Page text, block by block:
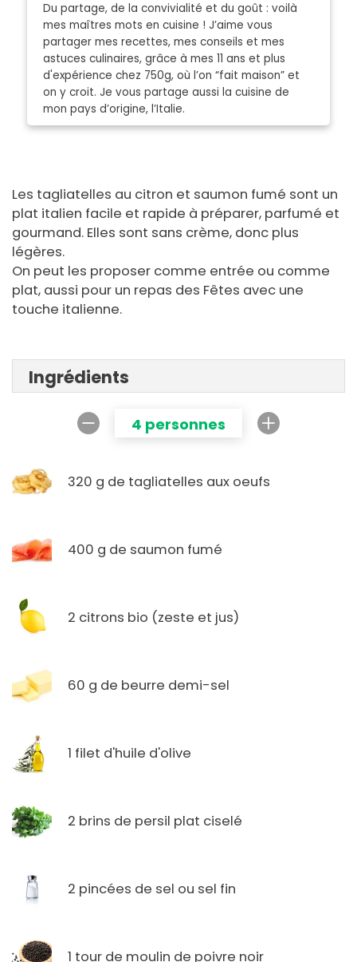
Du partage, de la convivialité et du goût : voilà
mes maîtres mots en cuisine ! J’aime vous
partager mes recettes, mes conseils et mes
astuces culinaires, grâce à mes 11 ans et plus
d'expérience chez 750g, où l’on “fait maison” et
on y croit. Je vous partage aussi la cuisine de
mon pays d’origine, l’Italie.
Les tagliatelles au citron et saumon fumé sont un
plat italien facile et rapide à préparer, parfumé et
gourmand. Elles sont sans crème, donc plus
légères.
On peut les proposer comme entrée ou comme
plat, aussi pour un repas des Fêtes avec une
touche italienne.
Ingrédients
4 personnes
320 g de tagliatelles aux oeufs
400 g de saumon fumé
2 citrons bio (zeste et jus)
60 g de beurre demi-sel
1 filet d'huile d'olive
2 brins de persil plat ciselé
2 pincées de sel ou sel fin
1 tour de moulin de poivre noir